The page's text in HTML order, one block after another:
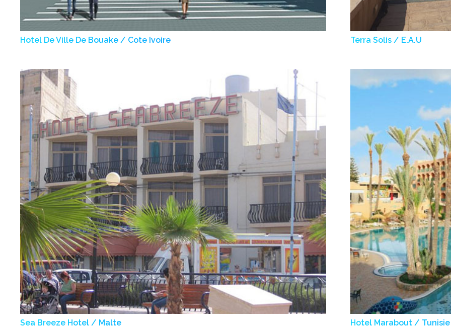
Hotel De Ville De Bouake / Cote Ivoire Terra Solis / E.A.U
Sea Breeze Hotel / Malte Hotel Marabout / Tunisie